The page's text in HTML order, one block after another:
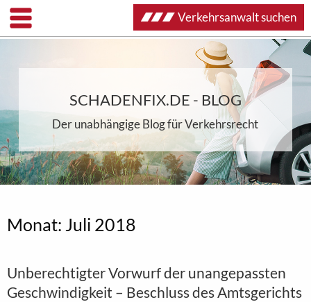
SCHADENFIX.DE - BLOG
Der unabhängige Blog für Verkehrsrecht
Monat: Juli 2018
Unberechtigter Vorwurf der unangepassten
Geschwindigkeit – Beschluss des Amtsgerichts
Verkehrsanwalt suchen